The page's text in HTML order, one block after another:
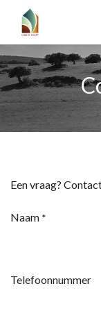
Een vraag?
Naam *
Telefoonnummer